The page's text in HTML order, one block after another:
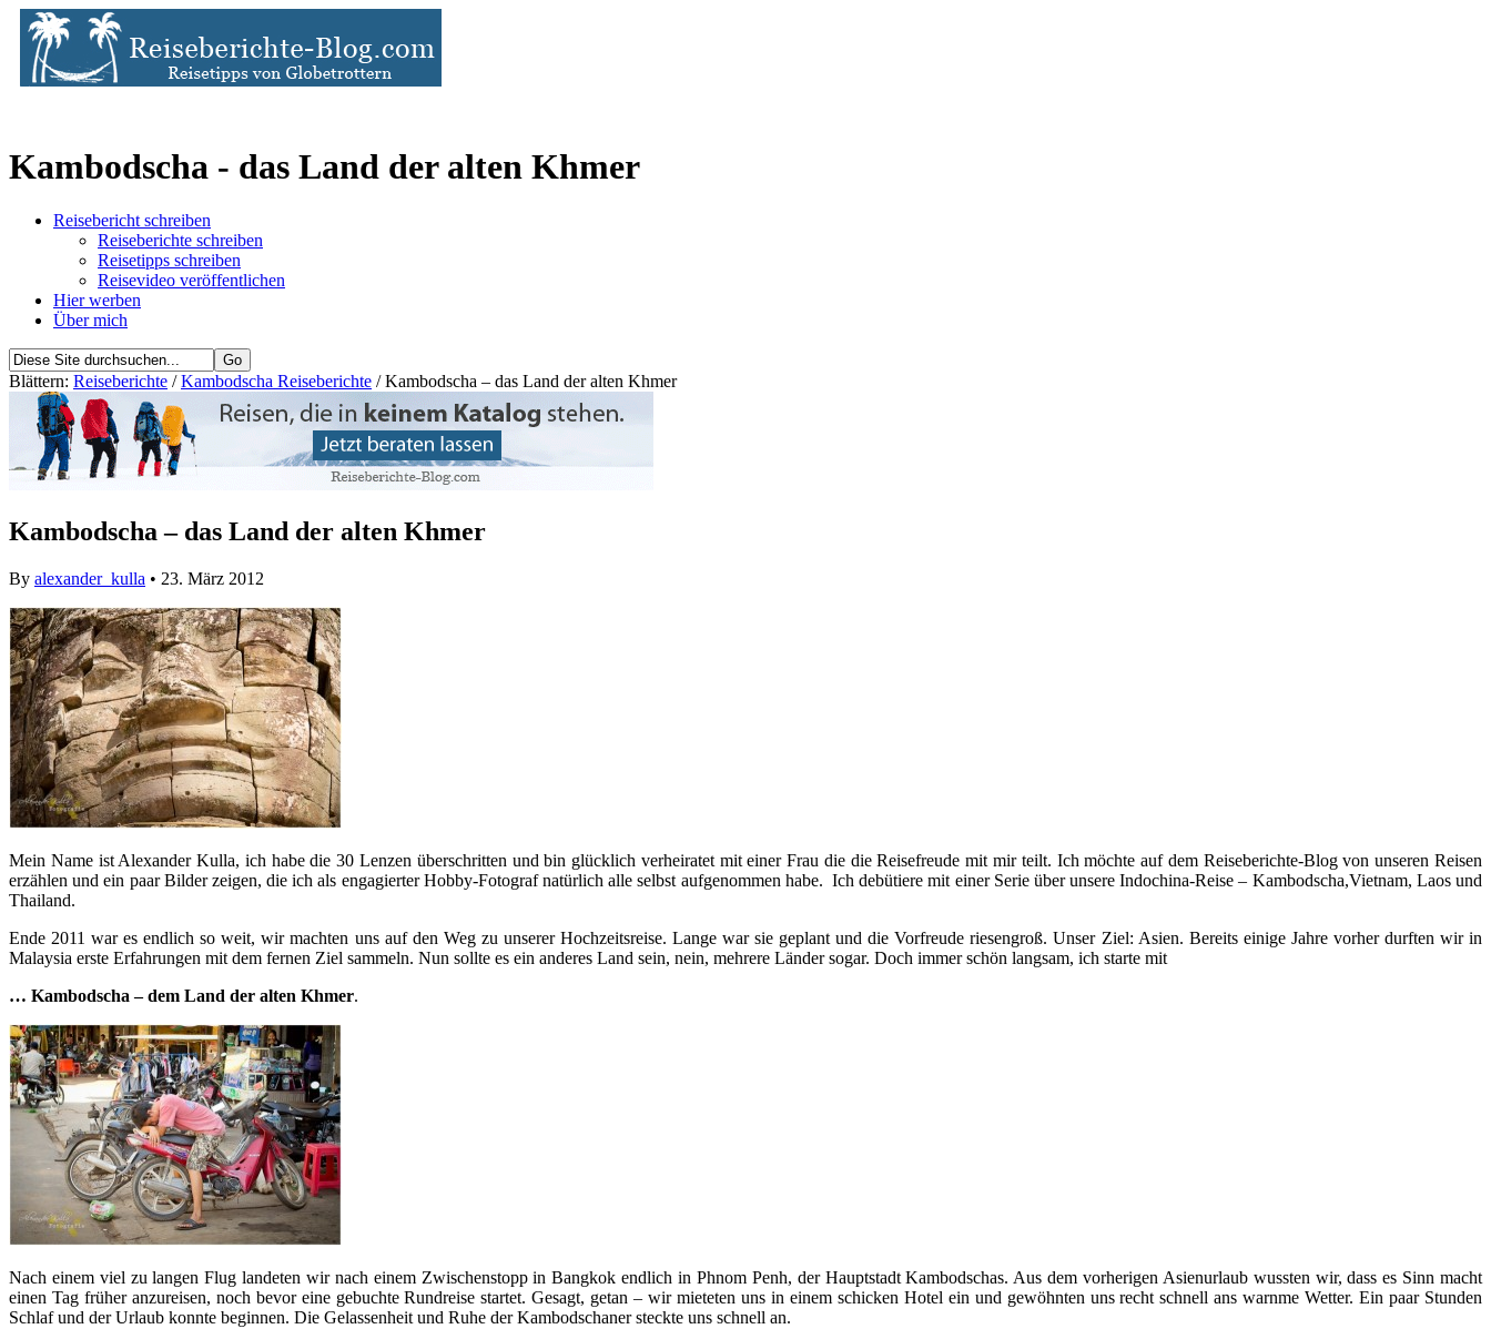
Kambodscha - das Land der alten Khmer
Reisebericht schreiben
Reiseberichte schreiben
Reisetipps schreiben
Reisevideo veröffentlichen
Hier werben
Über mich
Blättern: Reiseberichte /Kambodscha Reiseberichte / Kambodscha – das Land der alten Khmer
Kambodscha – das Land der alten Khmer
By alexander_kulla • 23. März 2012
Mein Name ist Alexander Kulla, ich habe die 30 Lenzen überschritten und bin glücklich verheiratet mit einer Frau die die Reisefreude mit mir teilt. Ich möchte auf dem Reiseberichte-Blog von unseren Reisen
erzählen und ein paar Bilder zeigen, die ich als engagierter Hobby-Fotograf natürlich alle selbst aufgenommen habe. Ich debütiere mit einer Serie über unsere Indochina-Reise – Kambodscha,Vietnam, Laos und
Thailand.
Ende 2011 war es endlich so weit, wir machten uns auf den Weg zu unserer Hochzeitsreise. Lange war sie geplant und die Vorfreude riesengroß. Unser Ziel: Asien. Bereits einige Jahre vorher durften wir in
Malaysia erste Erfahrungen mit dem fernen Ziel sammeln. Nun sollte es ein anderes Land sein, nein, mehrere Länder sogar. Doch immer schön langsam, ich starte mit
… Kambodscha – dem Land der alten Khmer.
Nach einem viel zu langen Flug landeten wir nach einem Zwischenstopp in Bangkok endlich in Phnom Penh, der Hauptstadt Kambodschas. Aus dem vorherigen Asienurlaub wussten wir, dass es Sinn macht
einen Tag früher anzureisen, noch bevor eine gebuchte Rundreise startet. Gesagt, getan – wir mieteten uns in einem schicken Hotel ein und gewöhnten uns recht schnell ans warnme Wetter. Ein paar Stunden
Schlaf und der Urlaub konnte beginnen. Die Gelassenheit und Ruhe der Kambodschaner steckte uns schnell an.